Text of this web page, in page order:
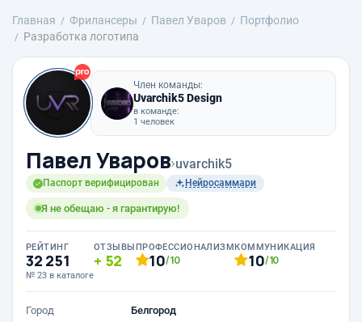
Главная Фрилансеры Павел Уваров
Портфолио
Разработка логотипа
Член команды:
Uvarchik5 Design
в команде:
1 человек
Павел Уваров›uvarchik5
Паспорт верифицирован Нейросаммари
Я не обещаю - я гарантирую!
РЕЙТИНГ
32 251
№ 23 в каталоге
ОТЗЫВЫ
52
ПРОФЕССИОНАЛИЗМ
10/10
КОММУНИКАЦИЯ
10/10
Город
Белгород